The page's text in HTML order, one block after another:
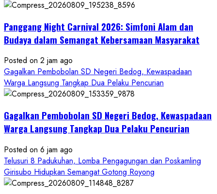
Panggang Night Carnival 2026: Simfoni Alam dan
Budaya dalam Semangat Kebersamaan Masyarakat
Posted on 2 jam ago
Gagalkan Pembobolan SD Negeri Bedog, Kewaspadaan
Warga Langsung Tangkap Dua Pelaku Pencurian
Gagalkan Pembobolan SD Negeri Bedog, Kewaspadaan
Warga Langsung Tangkap Dua Pelaku Pencurian
Posted on 6 jam ago
Telusuri 8 Padukuhan, Lomba Pengagungan dan Poskamling
Girisubo Hidupkan Semangat Gotong Royong